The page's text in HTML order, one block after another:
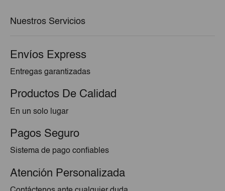
Nuestros Servicios
Envíos Express
Entregas garantizadas
Productos De Calidad
En un solo lugar
Pagos Seguro
Sistema de pago confiables
Atención Personalizada